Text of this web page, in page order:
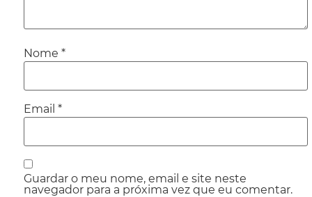
Nome *
Email *
Guardar o meu nome, email e site neste
navegador para a próxima vez que eu comentar.